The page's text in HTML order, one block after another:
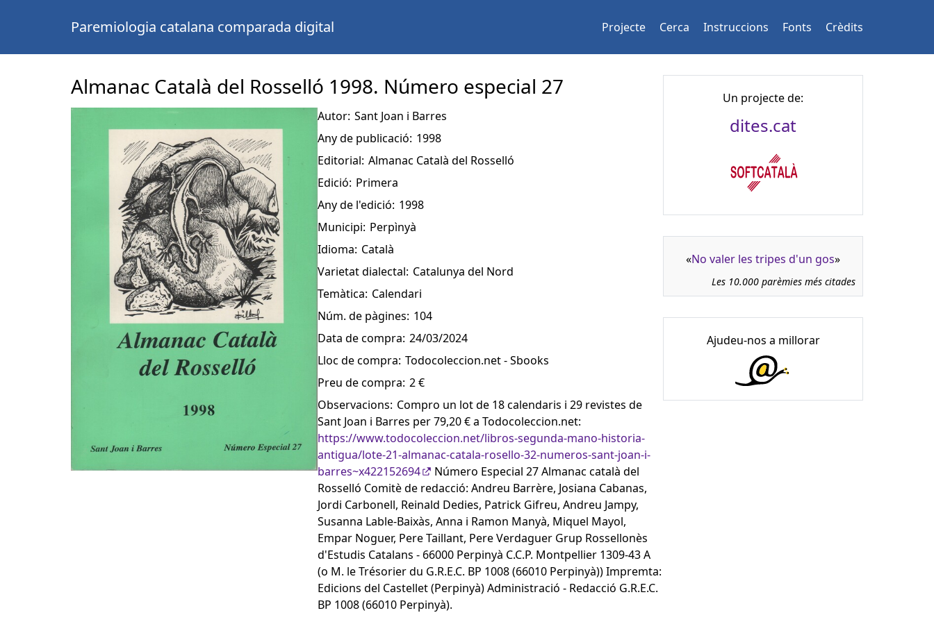
Paremiologia catalana comparada digital Projecte Cerca Instruccions Fonts Crèdits
Almanac Català del Rosselló 1998. Número especial 27
Autor: Sant Joan i Barres
Any de publicació: 1998
Editorial: Almanac Català del Rosselló
Edició: Primera
Any de l'edició: 1998
Municipi: Perpìnyà
Idioma: Català
Varietat dialectal: Catalunya del Nord
Temàtica: Calendari
Núm. de pàgines: 104
Data de compra: 24/03/2024
Lloc de compra: Todocoleccion.net - Sbooks
Preu de compra: 2 €
Observacions: Compro un lot de 18 calendaris i 29 revistes de
Sant Joan i Barres per 79,20 € a Todocoleccion.net:
https://www.todocoleccion.net/libros-segunda-mano-historia-
antigua/lote-21-almanac-catala-rosello-32-numeros-sant-joan-i-
barres~x422152694
Número Especial 27 Almanac català del
Rosselló Comitè de redacció: Andreu Barrère, Josiana Cabanas,
Jordi Carbonell, Reinald Dedies, Patrick Gifreu, Andreu Jampy,
Susanna Lable-Baixàs, Anna i Ramon Manyà, Miquel Mayol,
Empar Noguer, Pere Taillant, Pere Verdaguer Grup Rossellonès
d'Estudis Catalans - 66000 Perpinyà C.C.P. Montpellier 1309-43 A
(o M. le Trésorier du G.R.E.C. BP 1008 (66010 Perpinyà)) Impremta:
Edicions del Castellet (Perpinyà) Administració - Redacció G.R.E.C.
BP 1008 (66010 Perpinyà).
Un projecte de:
dites.cat
«No valer les tripes d'un gos»
Les 10.000 parèmies més citades
Ajudeu-nos a millorar